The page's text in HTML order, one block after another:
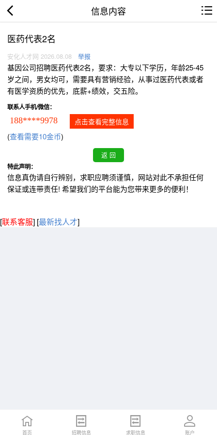
信息内容
医药代表2名
安化人才网 2026.08.08 举报
基因公司招聘医药代表2名，要求：大专以下学历，年龄25-45
岁之间，男女均可，需要具有营销经验，从事过医药代表或者
有医学资质的优先，底薪+绩效，交五险。
联系人手机/微信：
188****9978 点击查看完整信息
(查看需要10金币)
特此声明：
信息真伪请自行辨别，求职应聘须谨慎，网站对此不承担任何
保证或连带责任! 希望我们的平台能为您带来更多的便利！
[联系客服] [最新找人才]
首页 招聘信息 求职信息 账户